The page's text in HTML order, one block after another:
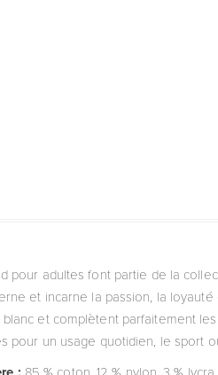
pour adultes font partie de la
et incarne la passion, la
et complètent parfaitement
pour un usage quotidien, le sport
85 % coton, 12 % nylon, 3 % lycra